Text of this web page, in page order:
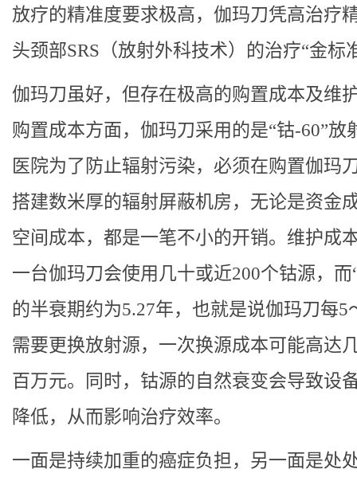
放疗的精准度要求极高，伽玛刀凭高治疗
头颈部SRS（放射外科技术）的治疗“金标
伽玛刀虽好，但存在极高的购置成本及维
购置成本方面，伽玛刀采用的是“钴-60”放
医院为了防止辐射污染，必须在购置伽玛
搭建数米厚的辐射屏蔽机房，无论是资金
空间成本，都是一笔不小的开销。维护成
一台伽玛刀会使用几十或近200个钴源，而
的半衰期约为5.27年，也就是说伽玛刀每5
需要更换放射源，一次换源成本可能高达
百万元。同时，钴源的自然衰变会导致设
降低，从而影响治疗效率。
一面是持续加重的癌症负担，另一面是处